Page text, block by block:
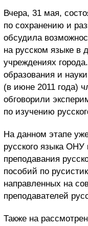
Вчера, 31 мая,
по сохранению и
обсудила
на русском языке в
учреждениях
образования и
(в июне 2011 года)
обговорили
по изучению
На данном этапе
русского языка ОНУ
преподавания
пособий по
направленных на
преподавателей
Также на